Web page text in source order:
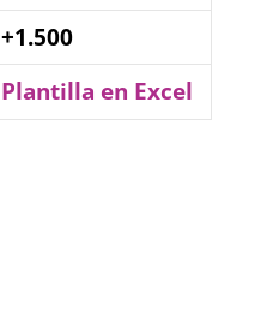
+1.500
Plantilla en Excel